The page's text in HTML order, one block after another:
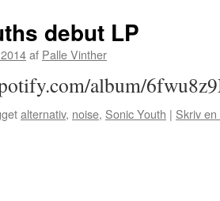
debut LP
af Palle Vinther
album/
alternativ, noise, Sonic Youth | Skriv